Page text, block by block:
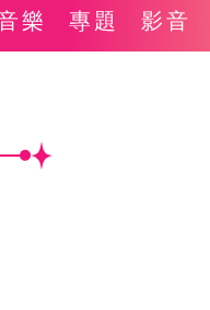
樂 專題 影音